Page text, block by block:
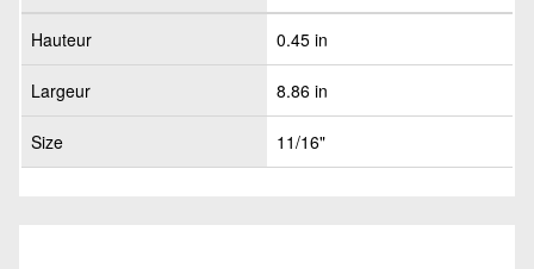
Hauteur 0.45 in
Largeur 8.86 in
Size 11/16"